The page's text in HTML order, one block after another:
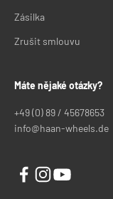
Zásilka
Zrušit smlouvu
Máte nějaké otázky?
+49 (0) 89 / 45678653
info@haan-wheels.de